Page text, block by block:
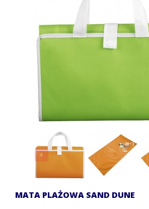
MATA PLAŻOWA SAND DUNE